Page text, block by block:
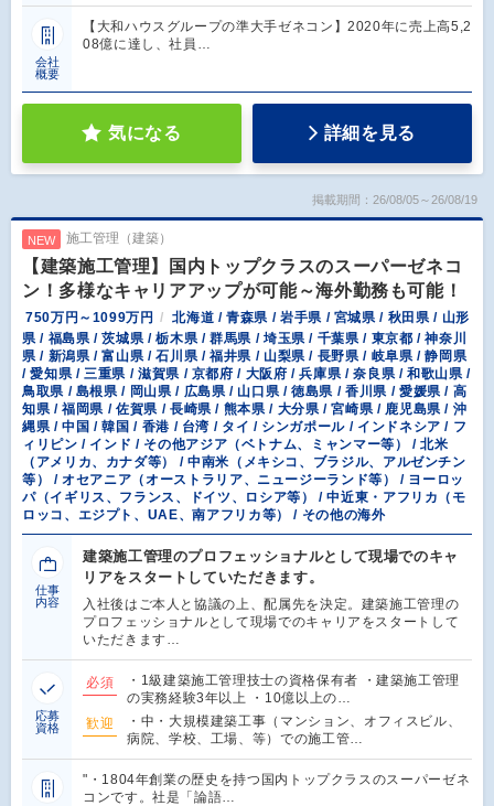
会社
概要
【大和ハウスグループの準大手ゼネコン】2020年に売上高5,2
08億に達し、社員…
気になる 詳細を見る
掲載期間：26/08/05～26/08/19
NEW 施工管理（建築）
【建築施工管理】国内トップクラスのスーパーゼネコ
ン！多様なキャリアアップが可能～海外勤務も可能！
750万円～1099万円
北海道 / 青森県 / 岩手県 / 宮城県 / 秋田県 / 山形
県 / 福島県 / 茨城県 / 栃木県 / 群馬県 / 埼玉県 / 千葉県 / 東京都 / 神奈川
県 / 新潟県 / 富山県 / 石川県 / 福井県 / 山梨県 / 長野県 / 岐阜県 / 静岡県
/ 愛知県 / 三重県 / 滋賀県 / 京都府 / 大阪府 / 兵庫県 / 奈良県 / 和歌山県 /
鳥取県 / 島根県 / 岡山県 / 広島県 / 山口県 / 徳島県 / 香川県 / 愛媛県 / 高
知県 / 福岡県 / 佐賀県 / 長崎県 / 熊本県 / 大分県 / 宮崎県 / 鹿児島県 / 沖
縄県 / 中国 / 韓国 / 香港 / 台湾 / タイ / シンガポール / インドネシア / フ
ィリピン / インド / その他アジア（ベトナム、ミャンマー等） / 北米
（アメリカ、カナダ等） / 中南米（メキシコ、ブラジル、アルゼンチン
等） / オセアニア（オーストラリア、ニュージーランド等） / ヨーロッ
パ（イギリス、フランス、ドイツ、ロシア等） / 中近東・アフリカ（モ
ロッコ、エジプト、UAE、南アフリカ等） / その他の海外
仕事
内容
建築施工管理のプロフェッショナルとして現場でのキャ
リアをスタートしていただきます。
入社後はご本人と協議の上、配属先を決定。建築施工管理の
プロフェッショナルとして現場でのキャリアをスタートして
いただきます…
応募
資格
必須
・1級建築施工管理技士の資格保有者 ・建築施工管理
の実務経験3年以上 ・10億以上の…
歓迎
・中・大規模建築工事（マンション、オフィスビル、
病院、学校、工場、等）での施工管…
"・1804年創業の歴史を持つ国内トップクラスのスーパーゼネ
コンです。社是「論語…